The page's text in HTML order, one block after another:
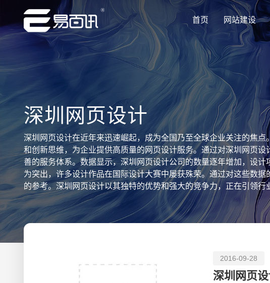
首页 网站建设
专注网站建设行业优质供应商
专注网站建设行业优质供应商
专注网站建设行业优质供应商
专注网站建设行业优质供应商
专注网站建设行业优质供应商
深圳网页设计
深圳网页设计在近年来迅速崛起，成为全国乃至全球企业关注的焦
和创新思维，为企业提供高质量的网页设计服务。通过对深圳网页
善的服务体系。数据显示，深圳网页设计公司的数量逐年增加，设
为突出，许多设计作品在国际设计大赛中屡获殊荣。通过对这些数
的参考。深圳网页设计以其独特的优势和强大的竞争力，正在引领
2016-09-28
深圳网页